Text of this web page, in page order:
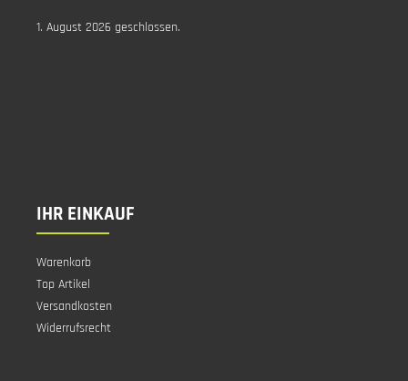
1. August 2026 geschlossen.
IHR EINKAUF
Warenkorb
Top Artikel
Versandkosten
Widerrufsrecht